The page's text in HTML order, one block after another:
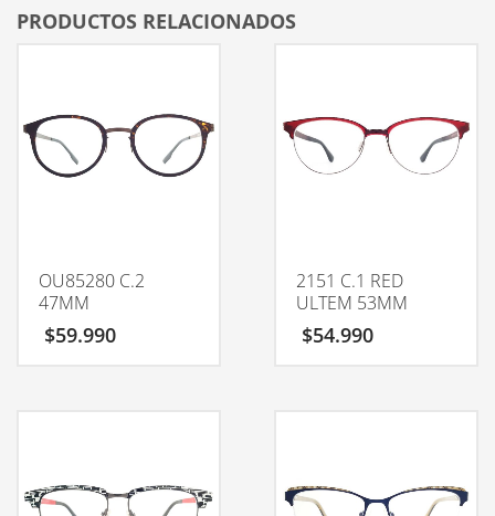
PRODUCTOS RELACIONADOS
OU85280 C.2
47MM
$59.990
2151 C.1 RED
ULTEM 53MM
$54.990